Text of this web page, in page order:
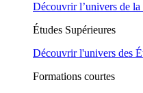
Découvrir l’univers de la
Études Supérieures
Découvrir l'univers des
Formations courtes